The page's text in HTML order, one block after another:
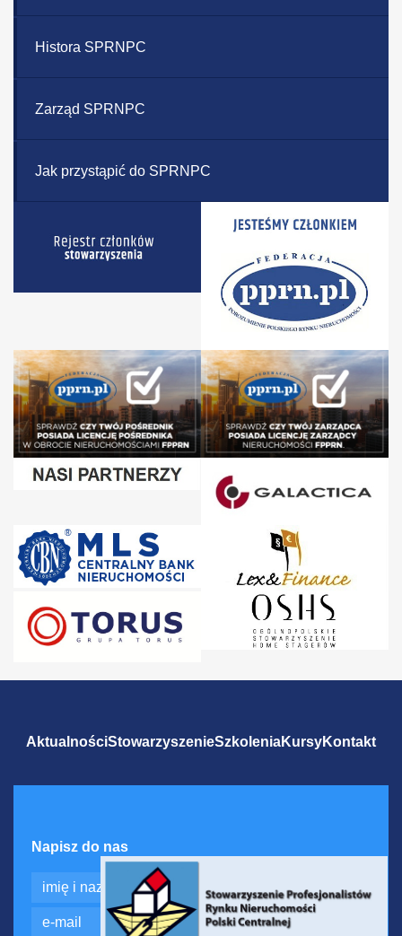
Histora SPRNPC
Zarząd SPRNPC
Jak przystąpić do SPRNPC
AktualnościStowarzyszenieSzkoleniaKursyKontakt
Napisz do nas